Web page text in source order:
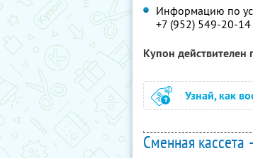
Информацию по
+7 (952) 549-20-
Купон действителен
Узнай, как
Сменная